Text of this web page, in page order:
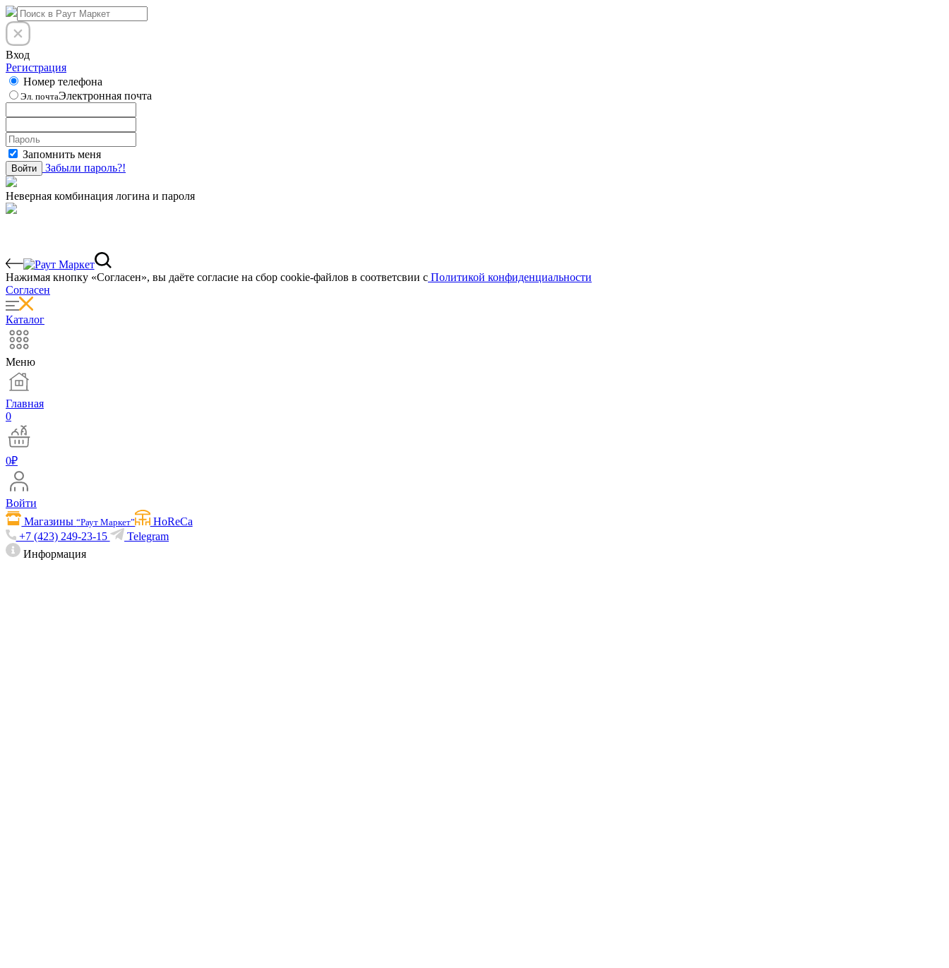
Вход
Регистрация
Номер телефона
Эл. почтаЭлектронная почта
Запомнить меня
Войти Забыли пароль?!
Неверная комбинация логина и пароля
Нажимая кнопку «Согласен», вы даёте cогласие на сбор cookie-файлов в соответсвии с Политикой конфиденциальности
Согласен
Каталог
Меню
Главная
0
0₽
Войти
Магазины“Раут Маркет”
HoReCa
+7 (423) 249-23-15
Telegram
Информация